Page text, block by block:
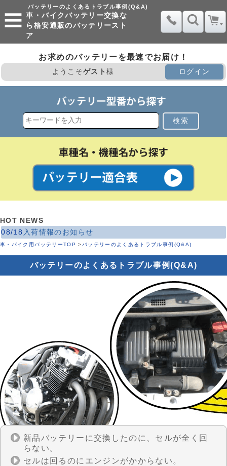
バッテリーのよくあるトラブル事例(Q&A)
車・バイクバッテリー交換な
ら格安通販のバッテリースト
ア
お求めのバッテリーを最速でお届け！
ようこそゲスト様 ログイン
検索
HOT NEWS
08/18 入荷情報のお知らせ
車・バイク用バッテリーTOP >バッテリーのよくあるトラブル事例(Q&A)
バッテリーのよくあるトラブル事例(Q&A)
新品バッテリーに交換したのに、セルが全く回
らない。
セルは回るのにエンジンがかからない。